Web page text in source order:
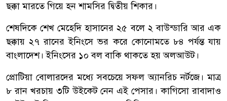
ছক্কা মারতে গিয়ে হন শামসির দ্বিতীয় শিকার।
শেষদিকে শেখ মেহেদি হাসানের ২৫ বলে ২ বাউন্ডারি আর এক
ছক্কায় ২৭ রানের ইনিংসে ভর করে কোনোমতে ৮৪ পর্যন্ত যায়
বাংলাদেশ। ইনিংসের ১০ বল বাকি থাকতে হয় অলআউট।
প্রোটিয়া বোলারদের মধ্যে সবচেয়ে সফল অ্যানরিচ নর্টজে। মাত্র
৮ রান খরচায় ৩টি উইকেট নেন এই পেসার। কাগিসো রাবাদাও